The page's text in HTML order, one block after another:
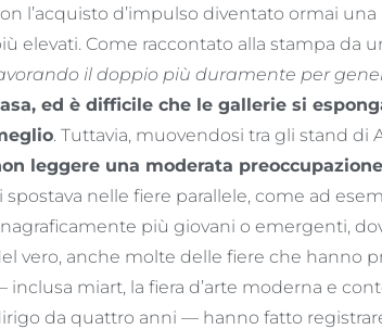
l’acquisto d’impulso diventato ormai
elevati. Come raccontato alla stampa da
il doppio più duramente per
ed è difficile che le gallerie si
. Tuttavia, muovendosi tra gli stand di
leggere una moderata preoccupazione
spostava nelle fiere parallele, come ad
più giovani o emergenti,
vero, anche molte delle fiere che hanno
inclusa miart, la fiera d’arte moderna e
da quattro anni — hanno fatto